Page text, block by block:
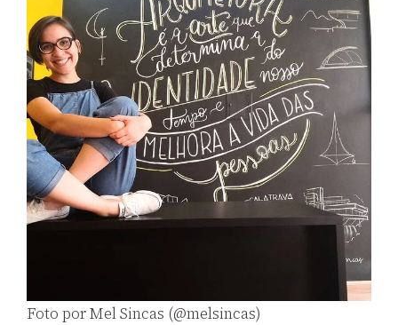
Foto por Mel Sincas (@melsincas)